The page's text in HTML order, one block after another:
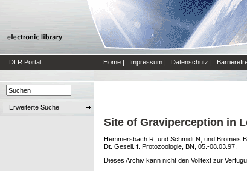
DLR Portal Home | Impressum | Datenschutz |
Erweiterte Suche
Site of Graviperception in
Hemmersbach R, und Schmidt N, und Bromeis B,
Dt. Gesell. f. Protozoologie, BN, 05.-08.03.97.
Dieses Archiv kann nicht den Volltext zur